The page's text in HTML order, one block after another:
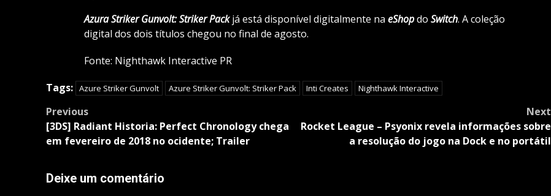
Azura Striker Gunvolt: Striker Packjá está disponível digitalmente na eShopdo Switch. A coleção
digital dos dois títulos chegou no final de agosto.
Fonte: Nighthawk Interactive PR
Tags: Azure Striker Gunvolt Azure Striker Gunvolt: Striker Pack Inti Creates Nighthawk Interactive
Post
navigation
Previous
[3DS] Radiant Historia: Perfect Chronology chega
em fevereiro de 2018 no ocidente; Trailer
Next
Rocket League – Psyonix revela informações sobre
a resolução do jogo na Dock e no portátil
Deixe um comentário